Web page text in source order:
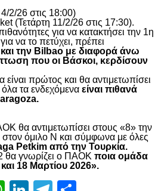
2/26 στις 18:00)
(Τετάρτη 11/2/26 στις 17:30).
για να κατακτήσει την 1η
να το πετύχει, πρέπει
την Bilbao με διαφορά άνω
που οι Βάσκοι, κερδίσουν
πρώτος και θα αντιμετωπίσει
τα ενδεχόμενα είναι πιθανά
θα αντιμετωπίσει στους «8» την
όμιλο Ν και σύμφωνα με όλες
Petkim από την Τουρκία.
θα γνωρίζει ο ΠΑΟΚ ποια ομάδα
18 Μαρτίου 2026».